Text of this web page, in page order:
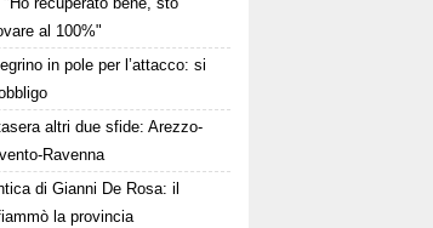
al 100%"
in pole per l’attacco: si
altri due sfide: Arezzo-
Ravenna
di Gianni De Rosa: il
la provincia